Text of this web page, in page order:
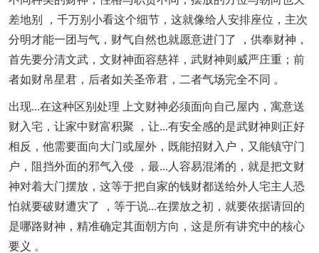
差地别 ，千万别小看这个细节，这就像给人安排座位，主次
分明才能一团与气，财气自然也就愿意进门了 ，供奉财神，
首先要分清文武，文财神面容慈祥，武财神则威严庄重；前
者如财帛星君，后者如关圣帝君，二者气场完全不同 。
出现...在这种区别处理 上文财神必须面向自己屋内，寓意送
财入宅，让家中财富积聚 ，让...有安全感的是武财神则正好
相反，他需要面向大门或屋外，既能招财入户，又能镇守门
户，阻挡外面的邪气入侵 ，最...人容易混淆的，就是把文财
神对着大门摆放，这等于把自家的钱财都送给外人宅主人恐
怕就要破财遭灾了 ，等于说...在摆放之初，就要依据请回的
是哪路财神，精准确定其面朝方向，这是所有讲究中的核心
要义 。